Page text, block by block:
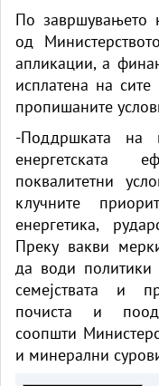
По завршувањето
од
апликации, а
исплатена на
пропишаните
-Поддршката на
енергетската
поквалитетни
клучните
енергетика,
Преку вакви
да води политики
семејствата и
почиста и
соопшти
и минерални